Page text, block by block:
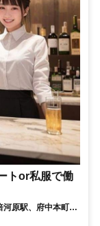
トor私服で働
原駅、府中本町駅